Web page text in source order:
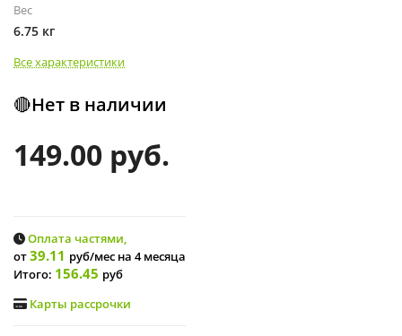
Вес
6.75 кг
Все характеристики
🔴Нет в наличии
149.00 руб.
Оплата частями,
от39.11 руб/мес на 4 месяца
Итого: 156.45 руб
Карты рассрочки